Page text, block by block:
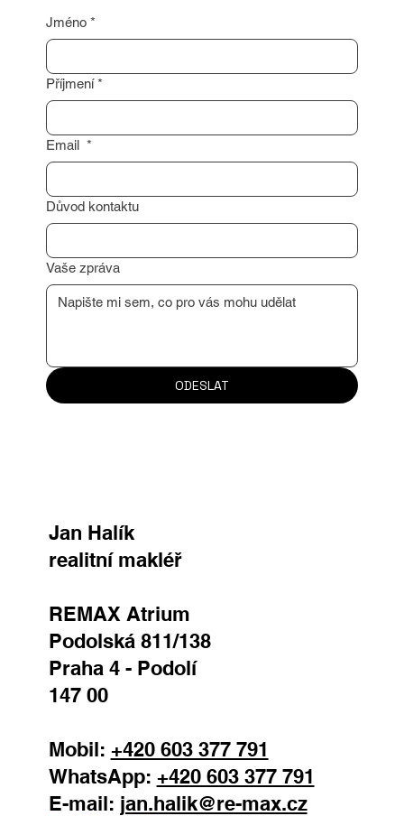
Jméno *
Příjmení *
Email *
Důvod kontaktu
Vaše zpráva
ODESLAT
Jan Halík
realitní makléř
REMAX Atrium
Podolská 811/138
Praha 4 - Podolí
147 00
Mobil: +420 603 377 791
WhatsApp: +420 603 377 791
E-mail: jan.halik@re-max.cz